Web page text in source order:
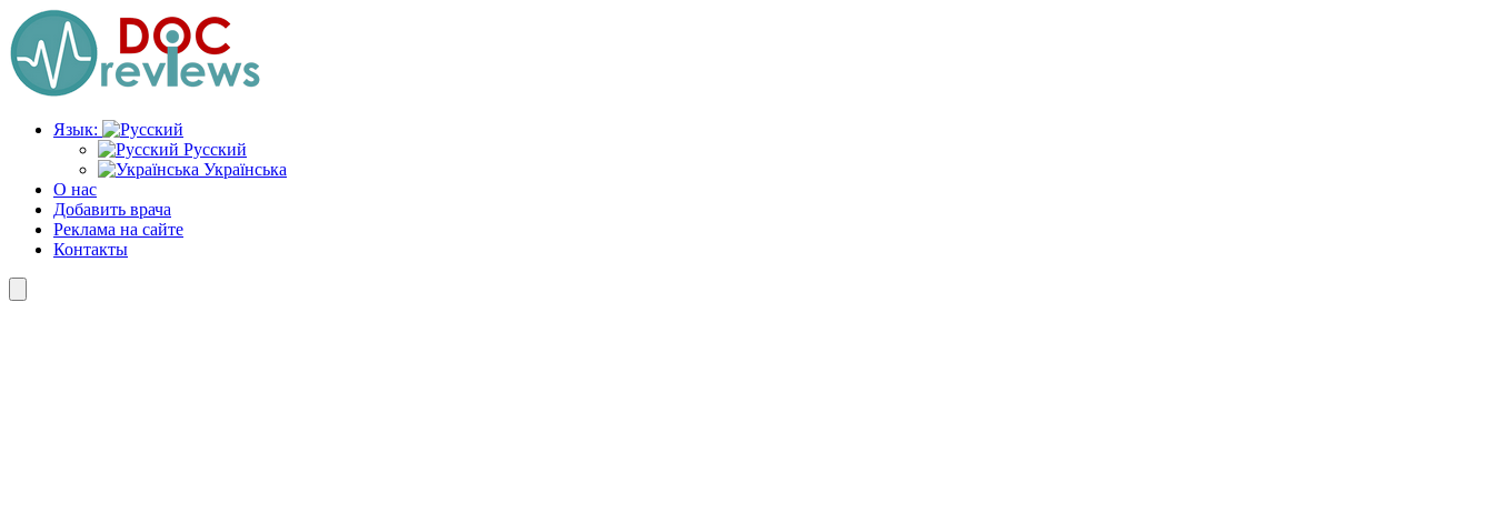
Перейти
к
содержимому
Язык:
Русский
Українська
О нас
Добавить врача
Реклама на сайте
Контакты